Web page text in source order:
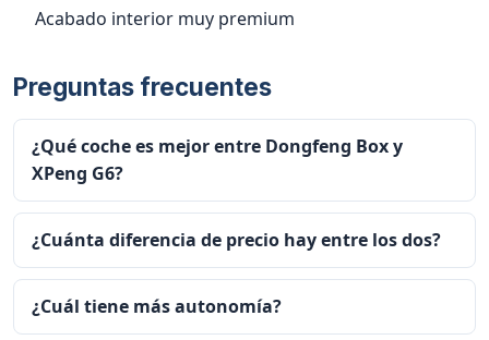
Acabado interior muy premium
Preguntas frecuentes
¿Qué coche es mejor entre Dongfeng Box y
XPeng G6?
¿Cuánta diferencia de precio hay entre los dos?
¿Cuál tiene más autonomía?